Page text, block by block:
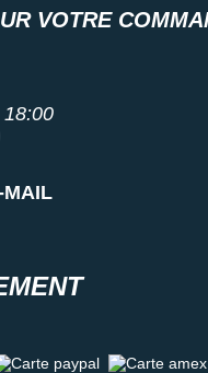
VOTRE
18:00
MAIL
paypal Carte amex